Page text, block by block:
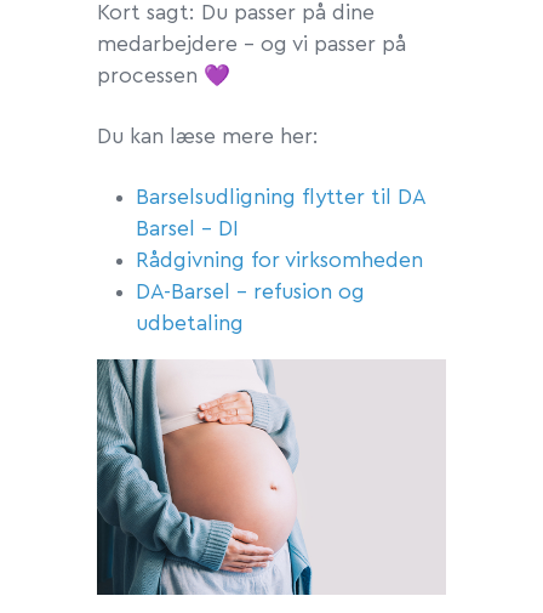
Kort sagt: Du passer på dine
medarbejdere – og vi passer på
processen 💜
Du kan læse mere her:
Barselsudligning flytter til DA
Barsel - DI
Rådgivning for virksomheden
DA-Barsel – refusion og
udbetaling